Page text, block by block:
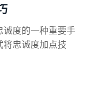
度的一种重要手
忠诚度加点技